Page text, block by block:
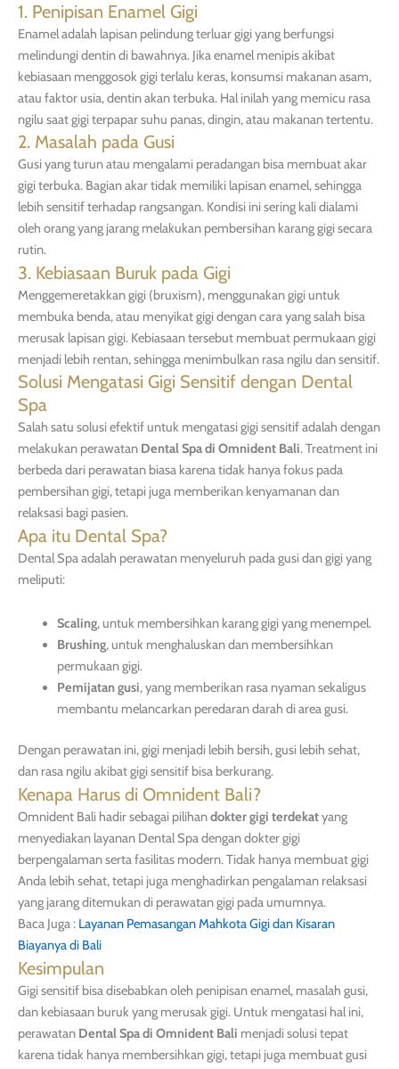
1. Penipisan Enamel Gigi
Enamel adalah lapisan pelindung terluar gigi yang berfungsi
melindungi dentin di bawahnya. Jika enamel menipis akibat
kebiasaan menggosok gigi terlalu keras, konsumsi makanan asam,
atau faktor usia, dentin akan terbuka. Hal inilah yang memicu rasa
ngilu saat gigi terpapar suhu panas, dingin, atau makanan tertentu.
2. Masalah pada Gusi
Gusi yang turun atau mengalami peradangan bisa membuat akar
gigi terbuka. Bagian akar tidak memiliki lapisan enamel, sehingga
lebih sensitif terhadap rangsangan. Kondisi ini sering kali dialami
oleh orang yang jarang melakukan pembersihan karang gigi secara
rutin.
3. Kebiasaan Buruk pada Gigi
Menggemeretakkan gigi (bruxism), menggunakan gigi untuk
membuka benda, atau menyikat gigi dengan cara yang salah bisa
merusak lapisan gigi. Kebiasaan tersebut membuat permukaan gigi
menjadi lebih rentan, sehingga menimbulkan rasa ngilu dan sensitif.
Solusi Mengatasi Gigi Sensitif dengan Dental
Spa
Salah satu solusi efektif untuk mengatasi gigi sensitif adalah dengan
melakukan perawatan Dental Spa di Omnident Bali. Treatment ini
berbeda dari perawatan biasa karena tidak hanya fokus pada
pembersihan gigi, tetapi juga memberikan kenyamanan dan
relaksasi bagi pasien.
Apa itu Dental Spa?
Dental Spa adalah perawatan menyeluruh pada gusi dan gigi yang
meliputi:
Scaling, untuk membersihkan karang gigi yang menempel.
Brushing, untuk menghaluskan dan membersihkan
permukaan gigi.
Pemijatan gusi, yang memberikan rasa nyaman sekaligus
membantu melancarkan peredaran darah di area gusi.
Dengan perawatan ini, gigi menjadi lebih bersih, gusi lebih sehat,
dan rasa ngilu akibat gigi sensitif bisa berkurang.
Kenapa Harus di Omnident Bali?
Omnident Bali hadir sebagai pilihandokter gigi terdekatyang
menyediakan layanan Dental Spa dengan dokter gigi
berpengalaman serta fasilitas modern. Tidak hanya membuat gigi
Anda lebih sehat, tetapi juga menghadirkan pengalaman relaksasi
yang jarang ditemukan di perawatan gigi pada umumnya.
Baca Juga : Layanan Pemasangan Mahkota Gigi dan Kisaran
Biayanya di Bali
Kesimpulan
Gigi sensitif bisa disebabkan oleh penipisan enamel, masalah gusi,
dan kebiasaan buruk yang merusak gigi. Untuk mengatasi hal ini,
perawatan Dental Spa di Omnident Bali menjadi solusi tepat
karena tidak hanya membersihkan gigi, tetapi juga membuat gusi